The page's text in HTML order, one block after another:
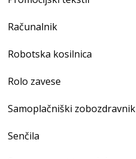
Računalnik
Robotska kosilnica
Rolo zavese
Samoplačniški zobozdravnik
Senčila